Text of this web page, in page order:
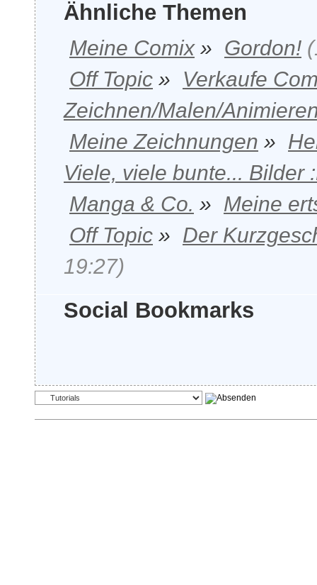
Ähnliche Themen
Meine Comix» Gordon!
Off Topic »
Verkaufe
Zeichnen/Malen/
Meine Zeichnungen »
Viele, viele bunte... Bilder
Manga & Co. » Meine
Off Topic » Der
19:27)
Social Bookmarks